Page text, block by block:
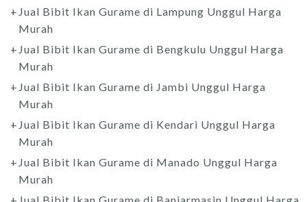
Jual Bibit Ikan Gurame di Lampung Unggul Harga
Murah
Jual Bibit Ikan Gurame di Bengkulu Unggul Harga
Murah
Jual Bibit Ikan Gurame di Jambi Unggul Harga
Murah
Jual Bibit Ikan Gurame di Kendari Unggul Harga
Murah
Jual Bibit Ikan Gurame di Manado Unggul Harga
Murah